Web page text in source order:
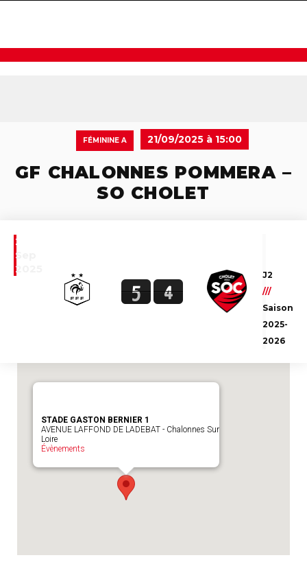
FÉMININE A 21/09/2025 à 15:00
GF CHALONNES POMMERA –
SO CHOLET
21
Sep
2025
5 4
J2
///
Saison
2025-
2026
STADE GASTON
STADE GASTON BERNIER 1
AVENUE LAFFOND DE LADEBAT - Chalonnes Sur
Loire
Évènements